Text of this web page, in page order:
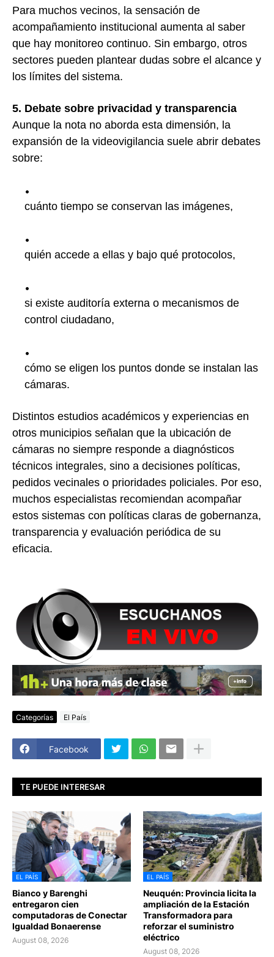
Para muchos vecinos, la sensación de
acompañamiento institucional aumenta al saber
que hay monitoreo continuo. Sin embargo, otros
sectores pueden plantear dudas sobre el alcance y
los límites del sistema.
5. Debate sobre privacidad y transparencia
Aunque la nota no aborda esta dimensión, la
expansión de la videovigilancia suele abrir debates
sobre:
cuánto tiempo se conservan las imágenes,
quién accede a ellas y bajo qué protocolos,
si existe auditoría externa o mecanismos de
control ciudadano,
cómo se eligen los puntos donde se instalan las
cámaras.
Distintos estudios académicos y experiencias en
otros municipios señalan que la ubicación de
cámaras no siempre responde a diagnósticos
técnicos integrales, sino a decisiones políticas,
pedidos vecinales o prioridades policiales. Por eso,
muchos especialistas recomiendan acompañar
estos sistemas con políticas claras de gobernanza,
transparencia y evaluación periódica de su
eficacia.
Categorías El País
Facebook
TE PUEDE INTERESAR
EL PAÍS
Bianco y Barenghi
entregaron cien
computadoras de Conectar
Igualdad Bonaerense
August 08, 2026
EL PAÍS
Neuquén: Provincia licita la
ampliación de la Estación
Transformadora para
reforzar el suministro
eléctrico
August 08, 2026